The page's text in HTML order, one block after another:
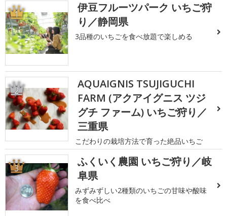
1
伊豆フルーツパーク いちご狩
り／静岡県
3品種のいちごを食べ放題で楽しめる
2
AQUAIGNIS TSUJIGUCHI
FARM (アクアイグニス ツジ
グチ ファーム) いちご狩り／
三重県
こだわりの栽培方法で育った絶品いちご
3
ふくいく農園 いちご狩り／岐
阜県
みずみずしい2種類のいちごの甘味や酸味
を食べ比べ